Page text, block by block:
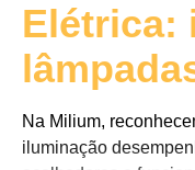
Elétrica:
Na Milium,
iluminação